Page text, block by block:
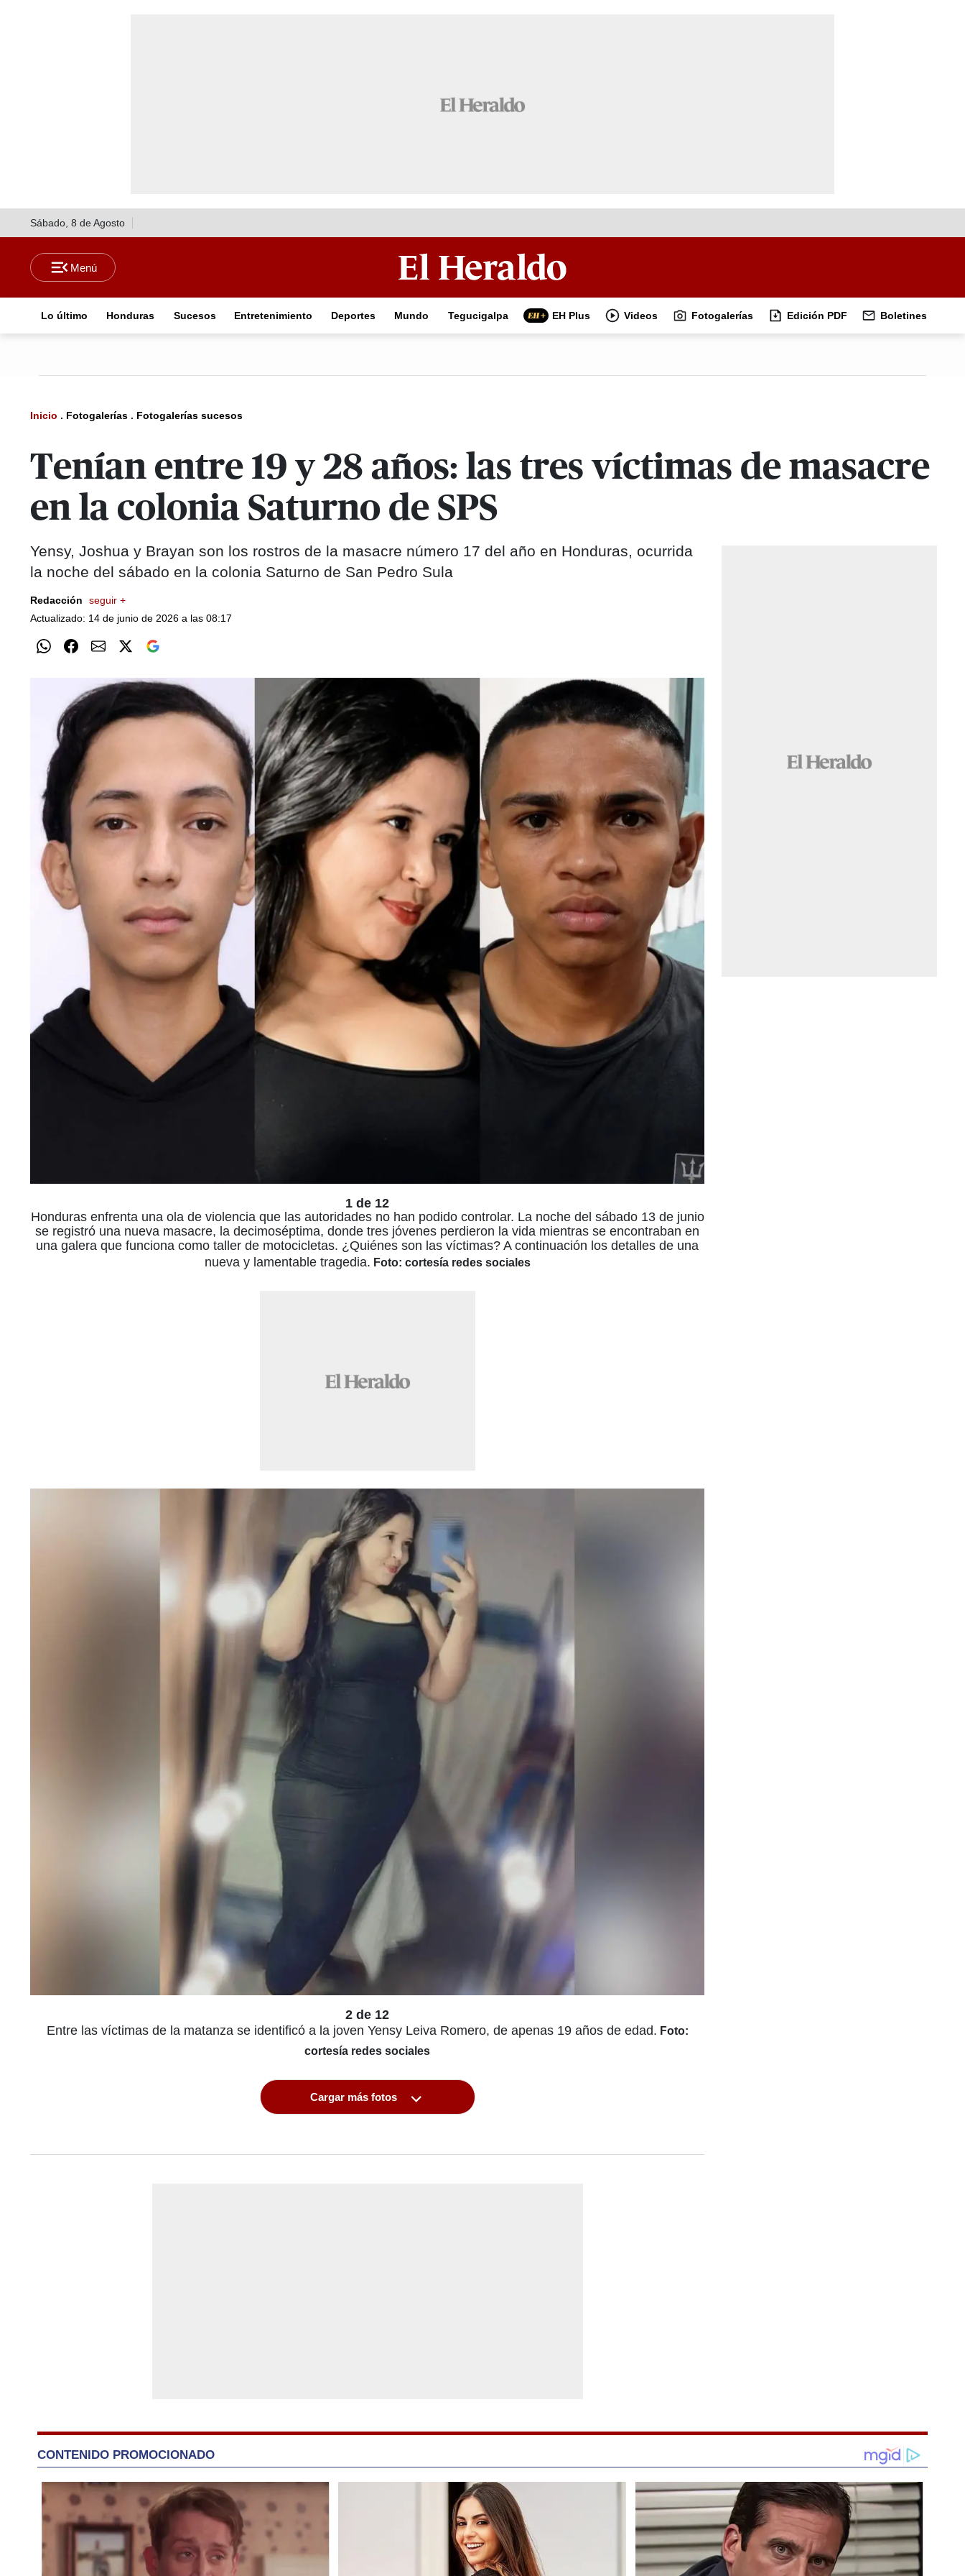
Sábado, 8 de Agosto
Lo último Honduras Sucesos Entretenimiento Deportes Mundo Tegucigalpa EH Plus Videos Fotogalerías Edición PDF Boletines
Inicio . Fotogalerías . Fotogalerías sucesos
Tenían entre 19 y 28 años: las tres víctimas de masacre
en la colonia Saturno de SPS
Yensy, Joshua y Brayan son los rostros de la masacre número 17 del año en Honduras, ocurrida
la noche del sábado en la colonia Saturno de San Pedro Sula
Redacción
seguir +
Actualizado: 14 de junio de 2026 a las 08:17
1 de 12
Honduras enfrenta una ola de violencia que las autoridades no han podido controlar. La noche del sábado 13 de junio
se registró una nueva masacre, la decimoséptima, donde tres jóvenes perdieron la vida mientras se encontraban en
una galera que funciona como taller de motocicletas. ¿Quiénes son las víctimas? A continuación los detalles de una
nueva y lamentable tragedia. Foto: cortesía redes sociales
2 de 12
Entre las víctimas de la matanza se identificó a la joven Yensy Leiva Romero, de apenas 19 años de edad. Foto:
cortesía redes sociales
Cargar más fotos
CONTENIDO PROMOCIONADO